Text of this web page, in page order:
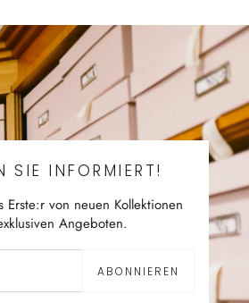
SIE INFORMIERT!
Erste:r von neuen Kollektionen
Angeboten.
ABONNIEREN